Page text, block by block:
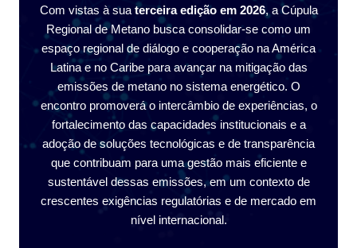
Com vistas à sua terceira edição em 2026, a Cúpula
Regional de Metano busca consolidar-se como um
espaço regional de diálogo e cooperação na América
Latina e no Caribe para avançar na mitigação das
emissões de metano no sistema energético. O
encontro promoverá o intercâmbio de experiências, o
fortalecimento das capacidades institucionais e a
adoção de soluções tecnológicas e de transparência
que contribuam para uma gestão mais eficiente e
sustentável dessas emissões, em um contexto de
crescentes exigências regulatórias e de mercado em
nível internacional.